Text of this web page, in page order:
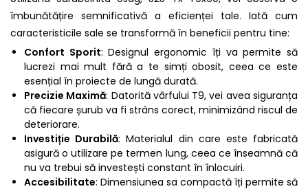
îmbunătățire semnificativă a eficienței tale. Iată cum
caracteristicile sale se transformă în beneficii pentru tine:
Confort Sporit: Designul ergonomic îți va permite să
lucrezi mai mult fără a te simți obosit, ceea ce este
esențial în proiecte de lungă durată.
Precizie Maximă: Datorită vârfului T9, vei avea siguranța
că fiecare șurub va fi strâns corect, minimizând riscul de
deteriorare.
Investiție Durabilă: Materialul din care este fabricată
asigură o utilizare pe termen lung, ceea ce înseamnă că
nu va trebui să investești constant în înlocuiri.
Accesibilitate: Dimensiunea sa compactă îți permite să